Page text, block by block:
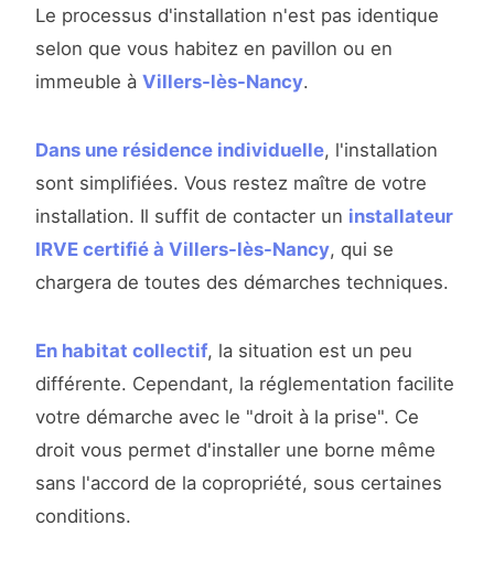
Le processus d'installation n'est pas identique
selon que vous habitez en pavillon ou en
immeuble à Villers-lès-Nancy.
Dans une résidence individuelle, l'installation
sont simplifiées. Vous restez maître de votre
installation. Il suffit de contacter un installateur
IRVE certifié à Villers-lès-Nancy, qui se
chargera de toutes des démarches techniques.
En habitat collectif, la situation est un peu
différente. Cependant, la réglementation facilite
votre démarche avec le "droit à la prise". Ce
droit vous permet d'installer une borne même
sans l'accord de la copropriété, sous certaines
conditions.